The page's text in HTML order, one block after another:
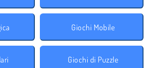
Giochi Mobile
Giochi di Puzzle